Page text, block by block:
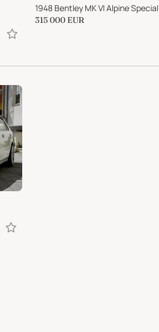
1948 Bentley MK VI Alpine Special
315 000 EUR